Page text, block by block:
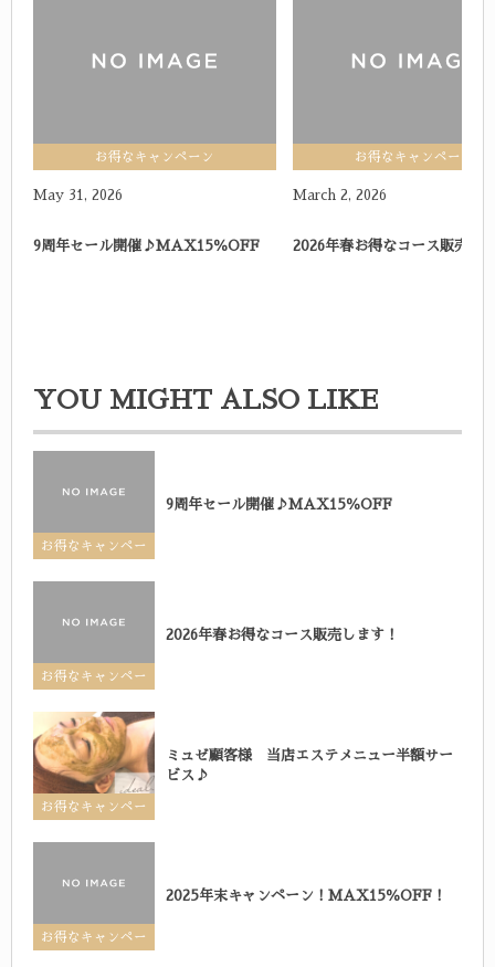
お得なキャンペーン
May 31 , 2026
9周年セール開催♪MAX15％OFF
お得なキャンペーン
March 2, 2026
2026年春お得なコース販売し
YOU MIGHT ALSO LIKE
お得なキャンペー
9周年セール開催♪MAX15％OFF
お得なキャンペー
2026年春お得なコース販売します！
お得なキャンペー
ミュゼ顧客様 当店エステメニュー半額サー
ビス♪
お得なキャンペー
2025年末キャンペーン！MAX15％OFF！